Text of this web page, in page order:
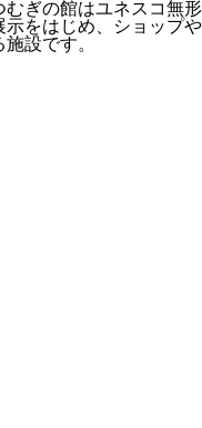
ぎの館はユネスコ無形
をはじめ、ショップや
設です。